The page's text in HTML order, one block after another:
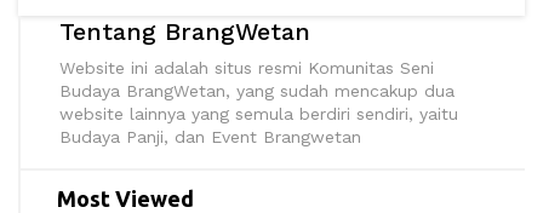
Tentang BrangWetan
Website ini adalah situs resmi Komunitas Seni
Budaya BrangWetan, yang sudah mencakup dua
website lainnya yang semula berdiri sendiri, yaitu
Budaya Panji, dan Event Brangwetan
Most Viewed